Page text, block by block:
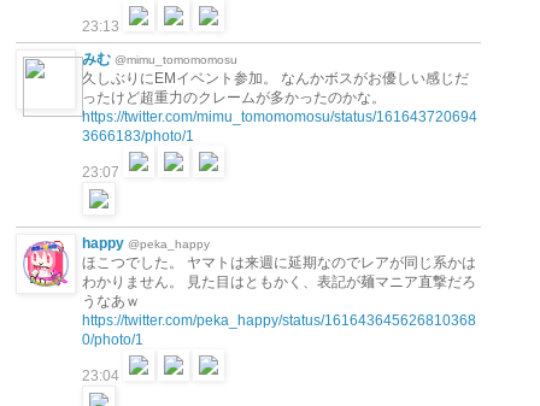
23:13
みむ @mimu_tomomomosu
久しぶりにEMイベント参加。 なんかボスがお優しい感じだ
ったけど超重力のクレームが多かったのかな。
https://twitter.com/mimu_tomomomosu/status/161643720694
3666183/photo/1
23:07
happy @peka_happy
ほこつでした。 ヤマトは来週に延期なのでレアが同じ系かは
わかりません。 見た目はともかく、表記が麺マニア直撃だろ
うなあｗ
https://twitter.com/peka_happy/status/161643645626810368
0/photo/1
23:04